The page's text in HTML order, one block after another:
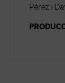
Pérez i